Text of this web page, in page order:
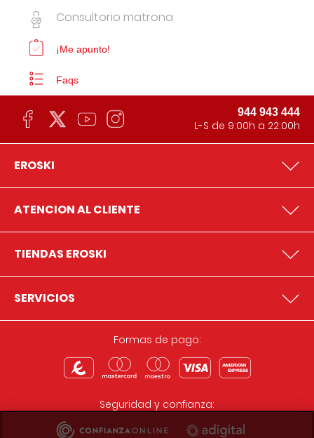
Consultorio matrona
¡Me apunto!
Faqs
944 943 444
L-S de 9:00h a 22:00h
EROSKI
ATENCION AL CLIENTE
TIENDAS EROSKI
SERVICIOS
Formas de pago:
Seguridad y confianza: